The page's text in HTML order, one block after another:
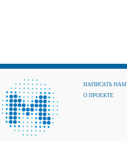
НАПИСАТЬ НАМ
О ПРОЕКТЕ